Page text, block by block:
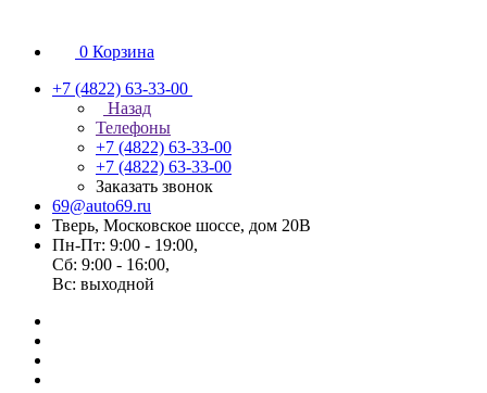
0 Корзина
+7 (4822) 63-33-00
Назад
Телефоны
+7 (4822) 63-33-00
+7 (4822) 63-33-00
Заказать звонок
69@auto69.ru
Тверь, Московское шоссе, дом 20В
Пн-Пт: 9:00 - 19:00,
Сб: 9:00 - 16:00,
Вс: выходной